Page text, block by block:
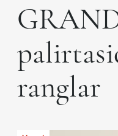
ranglar